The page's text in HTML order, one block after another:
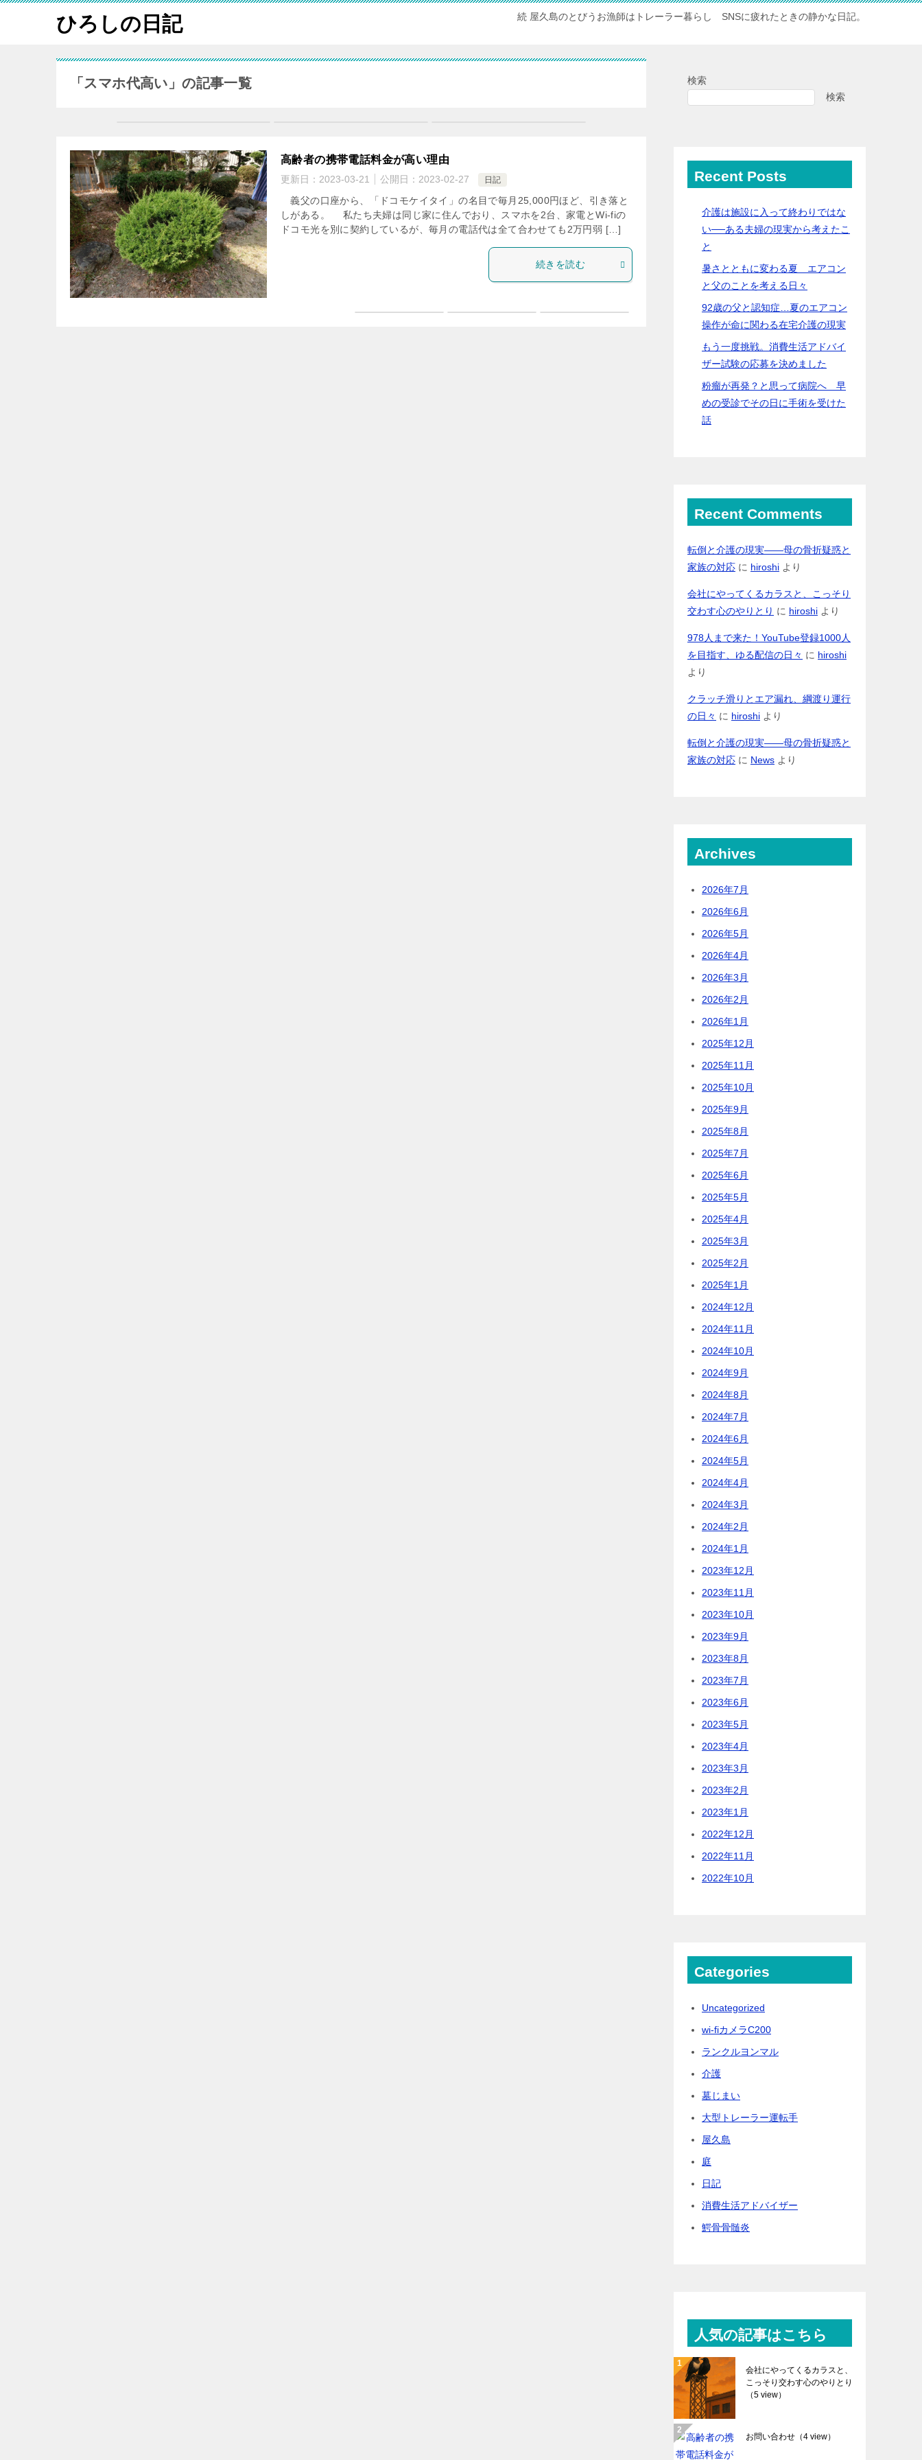
ひろしの日記 続 屋久島のとびうお漁師はトレーラー暮らし SNSに疲れたときの静かな日記。
「スマホ代高い」の記事一覧
高齢者の携帯電話料金が高い理由
更新日： 2023-03-21 公開日： 2023-02-27 日記
義父の口座から、「ドコモケイタイ」の名目で毎月25,000円ほど、引き落と
しがある。 私たち夫婦は同じ家に住んでおり、スマホを2台、家電とWi-fiの
ドコモ光を別に契約しているが、毎月の電話代は全て合わせても2万円弱 […]
続きを読む
検索
検索
Recent Posts
介護は施設に入って終わりではな
い──ある夫婦の現実から考えたこ
と
暑さとともに変わる夏 エアコン
と父のことを考える日々
92歳の父と認知症…夏のエアコン
操作が命に関わる在宅介護の現実
もう一度挑戦。消費生活アドバイ
ザー試験の応募を決めました
粉瘤が再発？と思って病院へ 早
めの受診でその日に手術を受けた
話
Recent Comments
転倒と介護の現実――母の骨折疑惑と
家族の対応 に hiroshi より
会社にやってくるカラスと、こっそり
交わす心のやりとり に hiroshi より
978人まで来た！YouTube登録1000人
を目指す、ゆる配信の日々 に hiroshi
より
クラッチ滑りとエア漏れ、綱渡り運行
の日々 に hiroshi より
転倒と介護の現実――母の骨折疑惑と
家族の対応 に News より
Archives
2026年7月
2026年6月
2026年5月
2026年4月
2026年3月
2026年2月
2026年1月
2025年12月
2025年11月
2025年10月
2025年9月
2025年8月
2025年7月
2025年6月
2025年5月
2025年4月
2025年3月
2025年2月
2025年1月
2024年12月
2024年11月
2024年10月
2024年9月
2024年8月
2024年7月
2024年6月
2024年5月
2024年4月
2024年3月
2024年2月
2024年1月
2023年12月
2023年11月
2023年10月
2023年9月
2023年8月
2023年7月
2023年6月
2023年5月
2023年4月
2023年3月
2023年2月
2023年1月
2022年12月
2022年11月
2022年10月
Categories
Uncategorized
wi-fiカメラC200
ランクルヨンマル
介護
墓じまい
大型トレーラー運転手
屋久島
庭
日記
消費生活アドバイザー
鰐骨骨髄炎
人気の記事はこちら
会社にやってくるカラスと、
こっそり交わす心のやりとり
（5 view）
お問い合わせ （4 view）